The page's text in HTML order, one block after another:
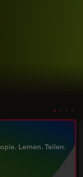
Lernen. Teilen.